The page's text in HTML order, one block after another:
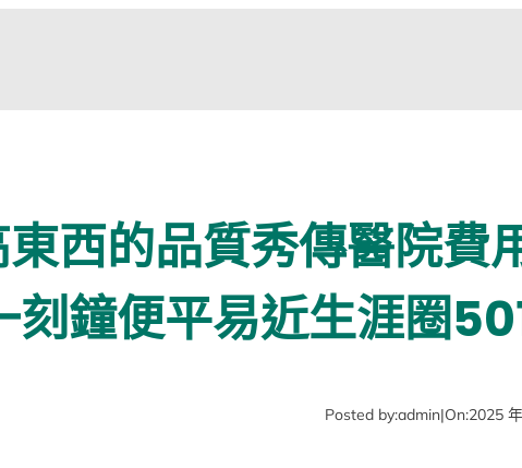
西的品質秀傳醫院費
刻鐘便平易近生涯圈
Posted by:admin|On:2025